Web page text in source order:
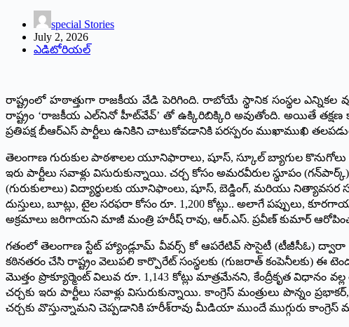
special Stories
July 2, 2026
ఎడిటోరియల్
రాష్ట్రంలో హఠాత్తుగా రాజకీయ వేడి పెరిగింది. రాబోయే స్థానిక సంస్థల ఎన్నికల
రాష్ట్రం ‘రాజ‌కీయ ఎల్‌నినో హీట్‌వేవ్‌’ తో ఉక్కిరిబిక్కిరి అవుతోంది. అయితే త‌క్ష‌ణ
ప్రతిపక్ష బీఆర్ఎస్ పార్టీలు ఉనికిని చాటుకోవడానికి పరస్పరం ముఖాముఖి
తెలంగాణ గురుకుల పాఠశాలల యూనిఫారాలు, షూస్, స్కూల్ బ్యాగుల
ఇరు పార్టీలు సవాళ్లు విసురుకున్నాయి. చర్చ కోసం అమరవీరుల స్థూపం
(గురుకులాలు) విద్యార్థులకు యూనిఫాంలు, షూస్, బెడ్డింగ్, మరియు నిత్యావసర
దుస్తులు, బూట్లు, టైల సరఫరా కోసం రూ. 1,200 కోట్లు.. అలాగే పప్పులు,
అక్రమాలు జరిగాయని మాజీ మంత్రి హరీష్ రావు, ఆర్.ఎస్. ప్రవీణ్ కుమార్
గతంలో తెలంగాణ స్టేట్ హ్యాండ్లూమ్ వీవర్స్ కో ఆపరేటివ్ సొసైటీ (టీజీసీఓ) ద్వారా
కఠినతరం చేసి రాష్ట్రం వెలుపలి కార్పొరేట్ సంస్థలకు (గుజరాత్ కంపెనీలకు) ఈ
మొత్తం ప్రొక్యూర్మెంట్ విలువ రూ. 1,143 కోట్లు మాత్రమేనని, కేంద్రీకృత విధానం
చర్చకు ఇరు పార్టీలు సవాళ్లు విసురుకున్నాయి. కాంగ్రెస్ మంత్రులు పొన్నం
చర్చకు వొస్తున్నామని చెప్పడానికి హరీశ్‌రావు మీడియా ముందే ముగ్గురు కాంగ్రెస్